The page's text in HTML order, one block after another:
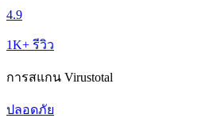
4.9
1K+ รีวิว
การสแกน Virustotal
ปลอดภัย